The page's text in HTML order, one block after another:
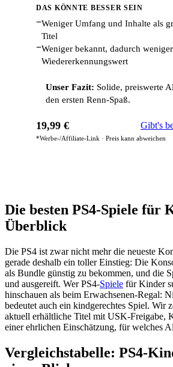
DAS KÖNNTE BESSER SEIN
−Weniger Umfang und Inhalte als
Titel
−Weniger bekannt, dadurch weniger
Wiedererkennungswert
Unser Fazit: Solide, preiswerte
den ersten Renn-Spaß.
19,99 € Gibt's
*Werbe-/Affiliate-Link · Preis kann abweichen
Die besten PS4-Spiele für
Überblick
Die PS4 ist zwar nicht mehr die neueste
gerade deshalb ein toller Einstieg: Die
als Bundle günstig zu bekommen, und die
und ausgereift. Wer PS4-Spiele für Kinder
hinschauen als beim Erwachsenen-Regal:
bedeutet auch ein kindgerechtes Spiel. Wir
aktuell erhältliche Titel mit USK-Freigabe,
einer ehrlichen Einschätzung, für welches
Vergleichstabelle: PS4-